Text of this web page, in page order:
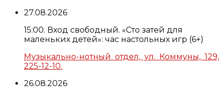
27.08.2026
15:00. Вход свободный. «Сто затей для
маленьких детей»: час настольных игр (6+)
Музыкально-нотный отдел, ул. Коммуны, 129,
225-12-10.
26.08.2026